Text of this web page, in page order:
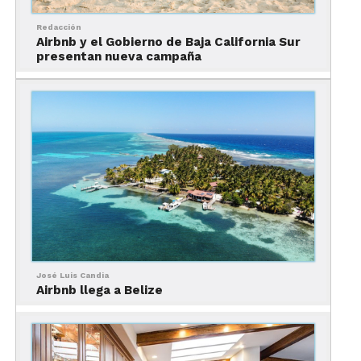
tu destino, el número de viajeros, la fecha de tu
viaje, el tipo de propiedad y las amenidades.
Redacción
Airbnb y el Gobierno de Baja California Sur
presentan nueva campaña
José Luis Candia
Airbnb llega a Belize